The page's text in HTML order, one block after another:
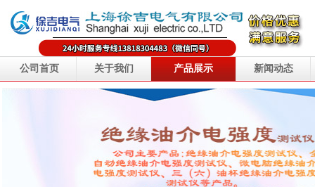
公司首页 关于我们 产品展示 新闻动态